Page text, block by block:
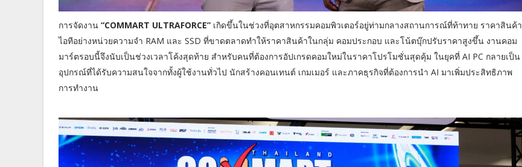
การจัดงาน “COMMART ULTRAFORCE” เกิดขึ้นในช่วงที่อุตสาหกรรมคอมพิวเตอร์อยู่ท่ามกลางสถานการณ์ที่ท้าทาย ราคาสินค้า
ไอทีอย่างหน่วยความจำ RAM และ SSD ที่ขาดตลาดทำให้ราคาสินค้าในกลุ่ม คอมประกอบ และโน้ตบุ๊กปรับราคาสูงขึ้น งานคอม
มาร์ตรอบนี้จึงนับเป็นช่วงเวลาโค้งสุดท้าย สำหรับคนที่ต้องการอัปเกรดคอมใหม่ในราคาโปรโมชั่นสุดคุ้ม ในยุคที่ AI PC กลายเป็น
อุปกรณ์ที่ได้รับความสนใจจากทั้งผู้ใช้งานทั่วไป นักสร้างคอนเทนต์ เกมเมอร์ และภาคธุรกิจที่ต้องการนำ AI มาเพิ่มประสิทธิภาพ
การทำงาน